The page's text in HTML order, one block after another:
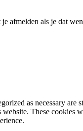
afmelden als je dat
as necessary are
These